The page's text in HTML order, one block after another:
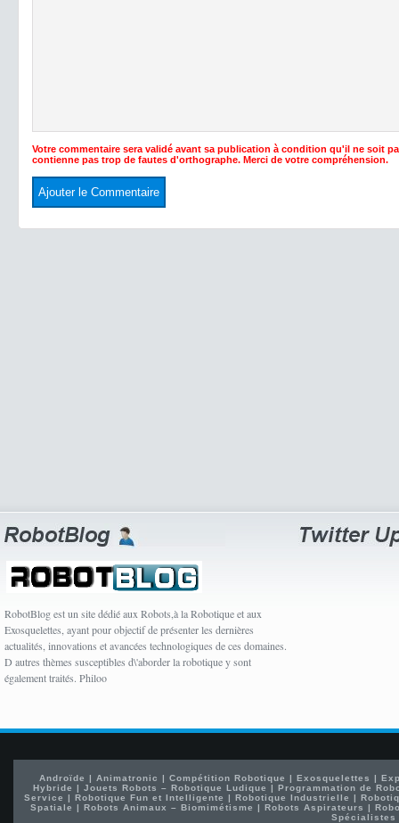
Votre commentaire sera validé avant sa publication à condition qu'il ne soit
contienne pas trop de fautes d'orthographe. Merci de votre compréhension.
RobotBlog est un site dédié aux Robots,à la Robotique et aux
Exosquelettes, ayant pour objectif de présenter les dernières
actualités, innovations et avancées technologiques de ces domaines.
D autres thèmes susceptibles d\'aborder la robotique y sont
également traités. Philoo
Androïde | Animatronic | Compétition Robotique | Exosquelettes |
Hybride |Jouets Robots – Robotique Ludique |Programmation de
Service | Robotique Fun et Intelligente | Robotique Industrielle |
Spatiale | Robots Animaux – Biomimétisme | Robots Aspirateurs |
Spécialistes